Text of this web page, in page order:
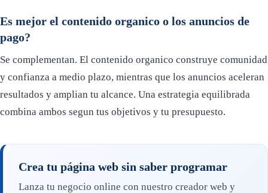
Es mejor el contenido organico o los anuncios de
pago?
Se complementan. El contenido organico construye comunidad
y confianza a medio plazo, mientras que los anuncios aceleran
resultados y amplian tu alcance. Una estrategia equilibrada
combina ambos segun tus objetivos y tu presupuesto.
Crea tu página web sin saber programar
Lanza tu negocio online con nuestro creador web y